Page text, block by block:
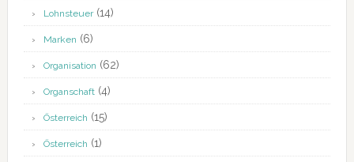
Lohnsteuer(14)
Marken (6)
Organisation (62)
Organschaft(4)
Österreich (15)
Österreich (1)